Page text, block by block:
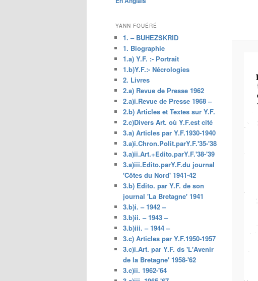
principal
YANN FOUÉRÉ
1. – BUHEZSKRID
1. Biographie
1.a) Y.F. :- Portrait
1.b)Y.F.:- Nécrologies
2. Livres
2.a) Revue de Presse 1962
2.a)i.Revue de Presse 1968 –
2.b) Articles et Textes sur Y.F.
2.c)Divers Art. où Y.F.est cité
3.a) Articles par Y.F.1930-1940
3.a)i.Chron.Polit.parY.F.'35-'38
3.a)ii.Art.+Edito.parY.F.'38-'39
3.a)iii.Edito.parY.F.du journal
'Côtes du Nord' 1941-42
3.b) Edito. par Y.F. de son
journal 'La Bretagne' 1941
3.b)i. – 1942 –
3.b)ii. – 1943 –
3.b)iii. – 1944 –
3.c) Articles par Y.F.1950-1957
3.c)i.Art. par Y.F. ds 'L'Avenir
de la Bretagne' 1958-'62
3.c)ii. 1962-'64